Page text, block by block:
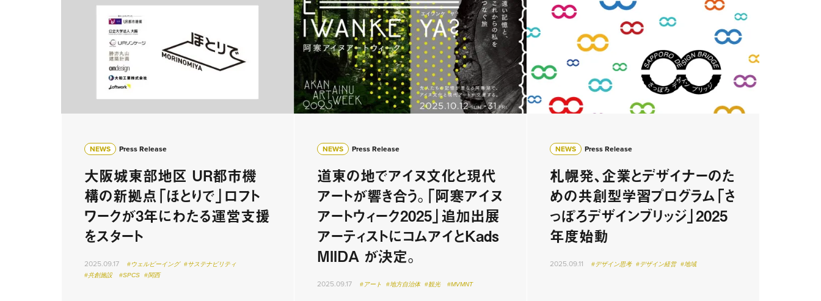
NEWS Press Release
大阪城東部地区 UR都市機
構の新拠点「ほとりで」ロフト
ワークが3年にわたる運営支援
をスタート
2025.09.17 #ウェルビーイング
#サステナビリティ
#共創施設
#SPCS #関西
NEWS Press Release
道東の地でアイヌ文化と現代
アートが響き合う。「阿寒アイヌ
アートウィーク2025」追加出展
アーティストにコムアイとKads
MIIDA が決定。
2025.09.17 #アート #地方自治体 #観光 #MVMNT
NEWS Press Release
札幌発、企業とデザイナーのた
めの共創型学習プログラム「さ
っぽろデザインブリッジ」2025
年度始動
2025.09.11 #デザイン思考 #デザイン経営 #地域